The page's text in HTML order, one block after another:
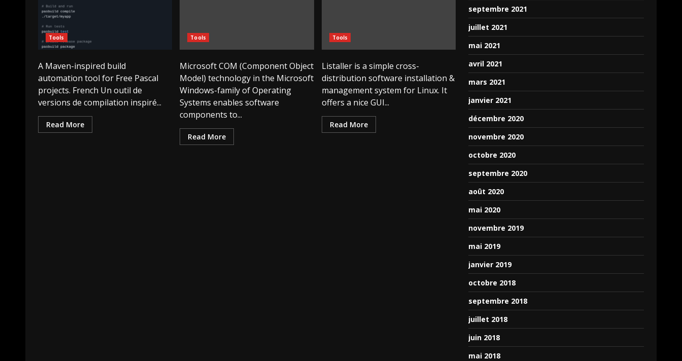
Tools
A Maven-inspired build
automation tool for Free Pascal
projects. French Un outil de
versions de compilation inspiré...
Read More
Tools
Microsoft COM (Component Object
Model) technology in the Microsoft
Windows-family of Operating
Systems enables software
components to...
Read More
Tools
Listaller is a simple cross-
distribution software installation &
management system for Linux. It
offers a nice GUI...
Read More
septembre 2021
juillet 2021
mai 2021
avril 2021
mars 2021
janvier 2021
décembre 2020
novembre 2020
octobre 2020
septembre 2020
août 2020
mai 2020
novembre 2019
mai 2019
janvier 2019
octobre 2018
septembre 2018
juillet 2018
juin 2018
mai 2018